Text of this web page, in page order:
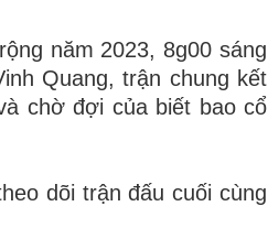
năm 2023, 8g00 sáng
Quang, trận chung kết
chờ đợi của biết bao cổ
dõi trận đấu cuối cùng